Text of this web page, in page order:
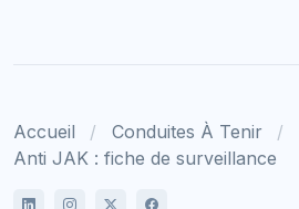
Accueil Conduites À Tenir
Anti JAK : fiche de surveillance